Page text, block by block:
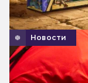
Новости